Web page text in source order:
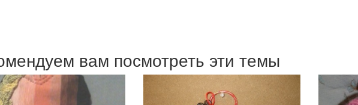
вам посмотреть эти темы